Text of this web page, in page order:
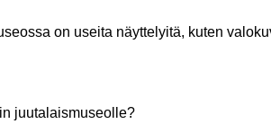
on useita näyttelyitä, kuten
juutalaismuseolle?